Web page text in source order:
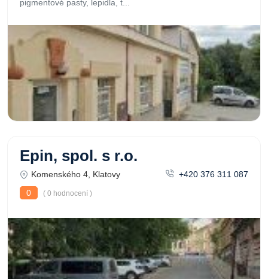
pigmentové pasty, lepidla, t...
Epin, spol. s r.o.
Komenského 4, Klatovy
+420 376 311 087
0
( 0 hodnocení )